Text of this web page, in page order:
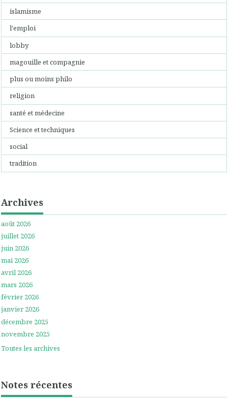
islamisme
l'emploi
lobby
magouille et compagnie
plus ou moins philo
religion
santé et médecine
Science et techniques
social
tradition
Archives
août 2026
juillet 2026
juin 2026
mai 2026
avril 2026
mars 2026
février 2026
janvier 2026
décembre 2025
novembre 2025
Toutes les archives
Notes récentes